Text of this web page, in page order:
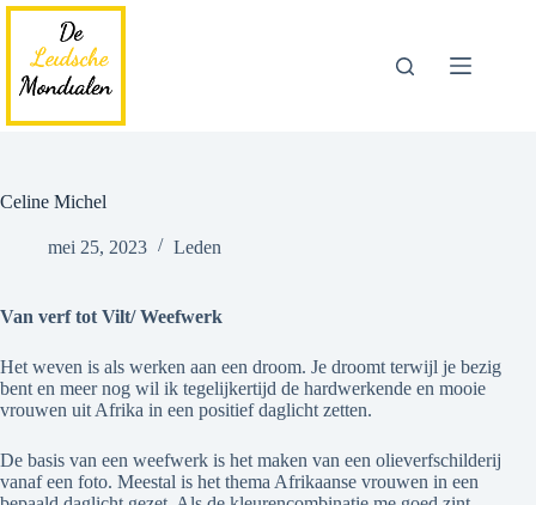
Ga
inhoud
Celine Michel
mei 25, 2023 Leden
Van verf tot Vilt/ Weefwerk
Het weven is als werken aan een droom. Je droomt terwijl je bezig
bent en meer nog wil ik tegelijkertijd de hardwerkende en mooie
vrouwen uit Afrika in een positief daglicht zetten.
De basis van een weefwerk is het maken van een olieverfschilderij
vanaf een foto. Meestal is het thema Afrikaanse vrouwen in een